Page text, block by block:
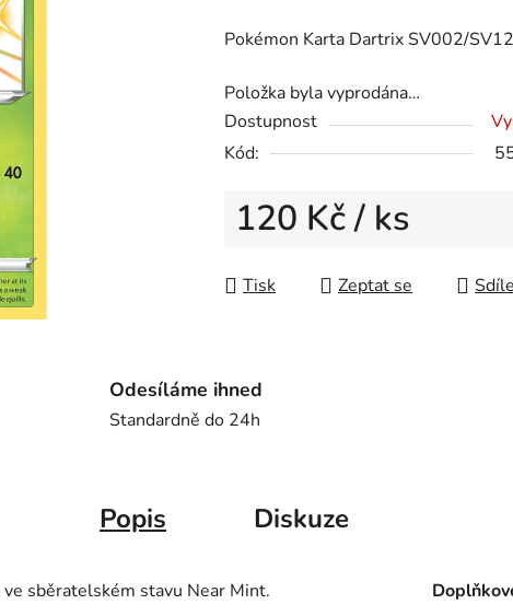
produktu
0,0
z
5
Pokémon Karta Dartrix SV002/
Položka byla vyprodána…
Dostupnost
Kód:
120 Kč/ ks
Tisk
Zeptat se
Odesíláme ihned
Standardně do 24h
Popis Diskuze
sběratelském stavu Near Mint.